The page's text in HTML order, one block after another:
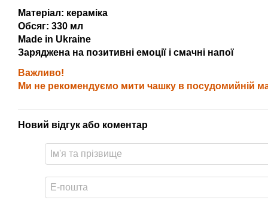
Матеріал: кераміка
Обсяг: 330 мл
Made in Ukraine
Заряджена на позитивні емоції і смачні напої
Важливо!
Ми не рекомендуємо мити чашку в посудомийній
Новий відгук або коментар